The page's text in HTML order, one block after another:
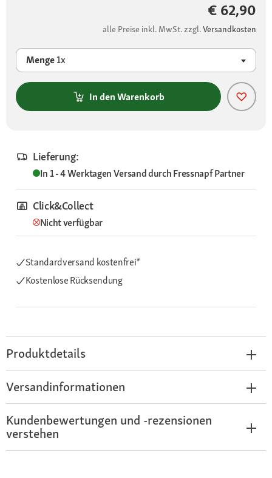
€ 62,90
alle Preise inkl. MwSt. zzgl.Versandkosten
Menge1x
In den Warenkorb
Lieferung:
In 1 - 4 WerktagenVersand durchFressnapf Partner
Click&Collect
Nicht verfügbar
Standardversand kostenfrei*
Kostenlose Rücksendung
Produktdetails
Versandinformationen
Kundenbewertungen und -rezensionen
verstehen